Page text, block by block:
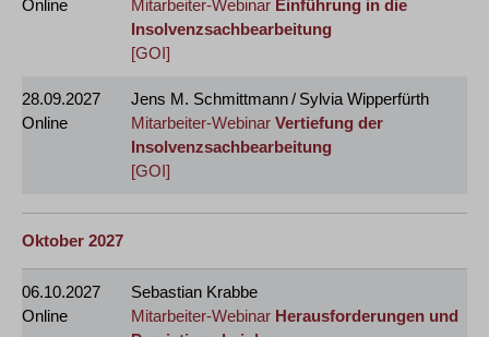
Online Mitarbeiter-Webinar Einführung in die
Insolvenzsachbearbeitung
[GOI]
28.09.2027
Online
Jens M. Schmittmann / Sylvia Wipperfürth
Mitarbeiter-Webinar Vertiefung der
Insolvenzsachbearbeitung
[GOI]
Oktober 2027
06.10.2027
Online
Sebastian Krabbe
Mitarbeiter-Webinar Herausforderungen und